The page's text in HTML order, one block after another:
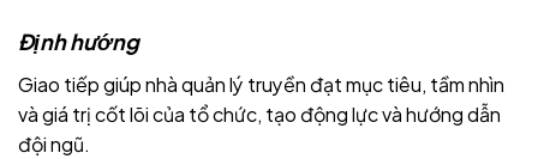
Định hướng
Giao tiếp giúp nhà quản lý truyền đạt mục tiêu, tầm nhìn
và giá trị cốt lõi của tổ chức, tạo động lực và hướng dẫn
đội ngũ.